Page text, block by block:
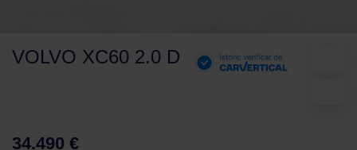
VOLVO XC60 2.0 D
34.490 €